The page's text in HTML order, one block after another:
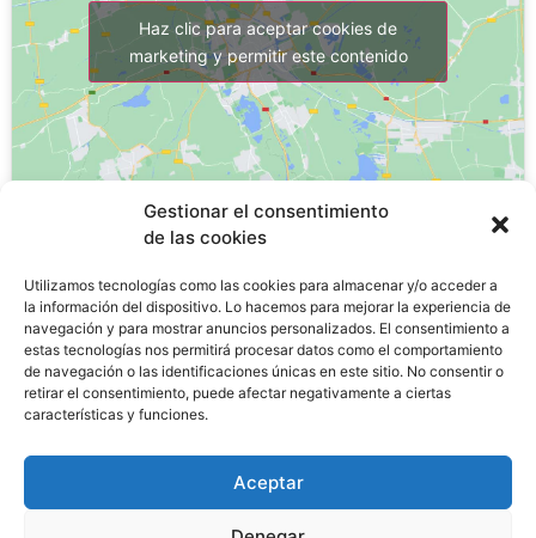
Gestionar el consentimiento
de las cookies
Utilizamos tecnologías como las cookies para almacenar y/o acceder a
la información del dispositivo. Lo hacemos para mejorar la experiencia de
navegación y para mostrar anuncios personalizados. El consentimiento a
estas tecnologías nos permitirá procesar datos como el comportamiento
de navegación o las identificaciones únicas en este sitio. No consentir o
retirar el consentimiento, puede afectar negativamente a ciertas
características y funciones.
Aceptar
Haz clic para aceptar cookies de
marketing y permitir este contenido
¿Por qué estudiar un FP?
LaFP de Grado Medio tiene una tasa de desempleo
de un 11,8%, lo que significa una tasa tres veces
Las matriculaciones en FP aumentaran un 30% en los
últimos 5 años.